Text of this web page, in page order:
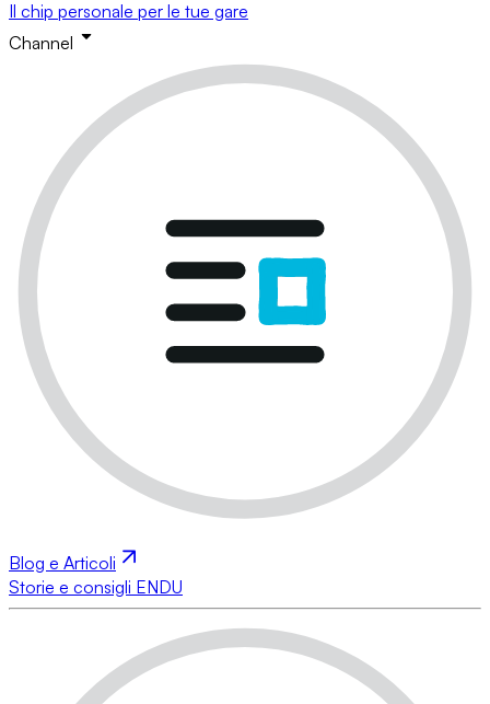
Il chip personale per le tue gare
Channel
Blog e Articoli
Storie e consigli ENDU